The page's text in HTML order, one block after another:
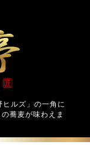
ルズ」の一角に
蕎麦が味わえま